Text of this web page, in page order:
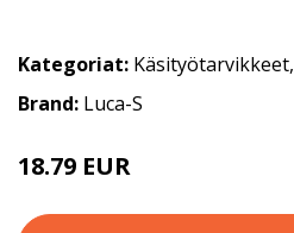
Kategoriat: Käsityötarvikkeet,
Brand: Luca-S
18.79 EUR